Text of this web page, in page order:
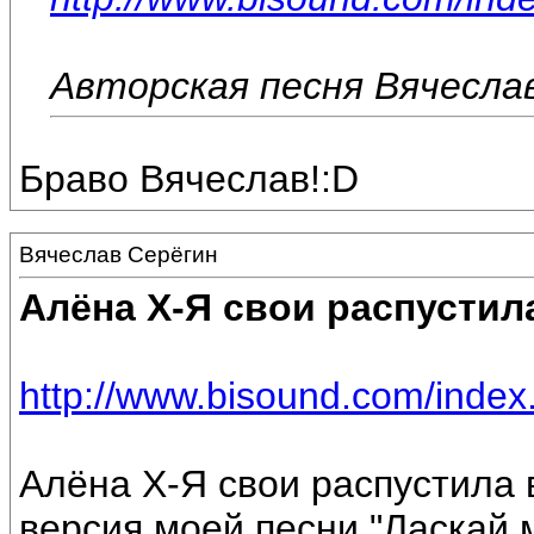
Авторская песня
Браво Вячеслав!:D
Вячеслав Серёгин
Алёна Х-Я свои
http://www.bisound.com/
Алёна Х-Я свои распустила